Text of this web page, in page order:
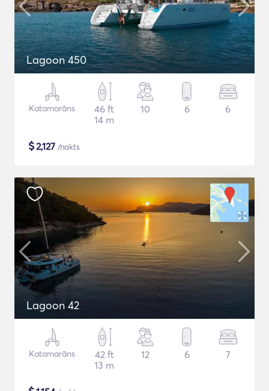
Lagoon 450
Katamarāns
46 ft
14 m
10 6 6
$2,127 /nakts
Lagoon 42
Katamarāns
42 ft
13 m
12 6 7